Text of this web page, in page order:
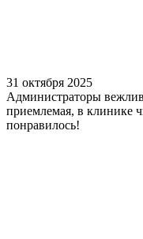
31 октября 2025
Администраторы
приемлемая, в клинике
понравилось!